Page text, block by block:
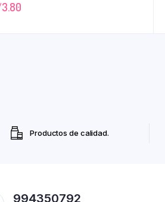
3.80
Productos de calidad.
994350792